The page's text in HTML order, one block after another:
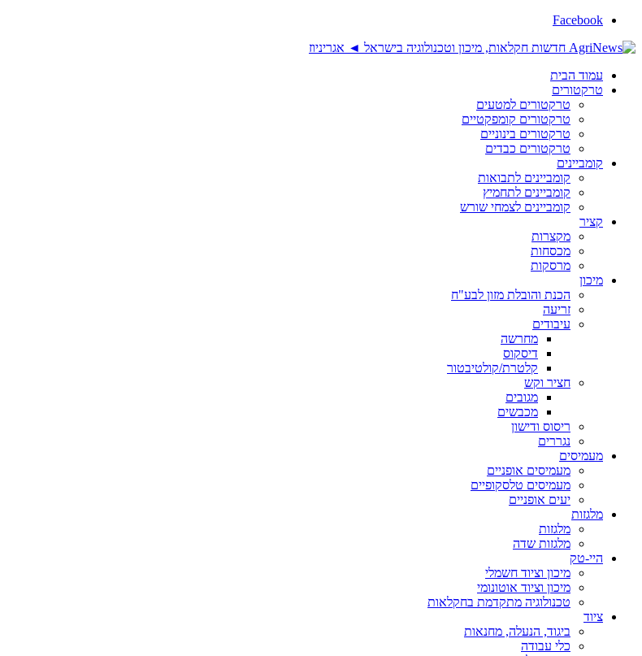
Facebook
עמוד הבית
טרקטורים
טרקטורים למטעים
טרקטורים קומפקטיים
טרקטורים בינוניים
טרקטורים כבדים
קומביינים
קומביינים לתבואות
קומביינים לתחמיץ
קומביינים לצמחי שורש
קציר
מקצרות
מכסחות
מרסקות
מיכון
הכנת והובלת מזון לבע"ח
זריעה
עיבודים
מחרשה
דיסקוס
קלטרת/קולטיבטור
חציר וקש
מגובים
מכבשים
ריסוס ודישון
נגררים
מעמיסים
מעמיסים אופניים
מעמיסים טלסקופיים
יעים אופניים
מלגזות
מלגזות
מלגזות שדה
היי-טק
מיכון וציוד חשמלי
מיכון וציוד אוטונומי
טכנולוגיה מתקדמת בחקלאות
ציוד
ביגוד, הנעלה, מחנאות
כלי עבודה